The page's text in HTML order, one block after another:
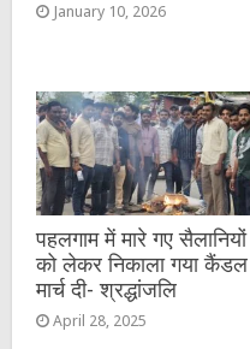
January 10, 2026
पहलगाम में मारे गए सैलानियों
को लेकर निकाला गया कैंडल
मार्च दी- श्रद्धांजलि
April 28, 2025